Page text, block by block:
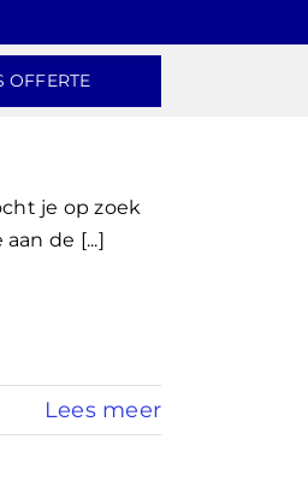
OFFERTE
je op zoek
de [...]
Lees meer